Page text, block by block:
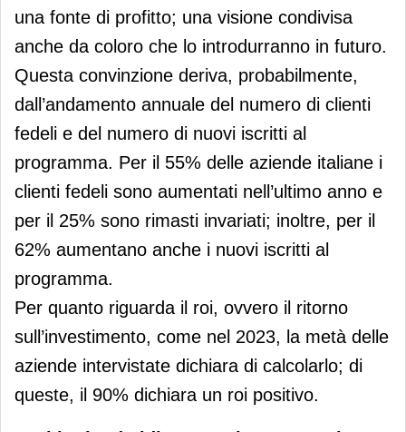
una fonte di profitto; una visione condivisa
anche da coloro che lo introdurranno in futuro.
Questa convinzione deriva, probabilmente,
dall’andamento annuale del numero di clienti
fedeli e del numero di nuovi iscritti al
programma. Per il 55% delle aziende italiane i
clienti fedeli sono aumentati nell’ultimo anno e
per il 25% sono rimasti invariati; inoltre, per il
62% aumentano anche i nuovi iscritti al
programma.
Per quanto riguarda il roi, ovvero il ritorno
sull’investimento, come nel 2023, la metà delle
aziende intervistate dichiara di calcolarlo; di
queste, il 90% dichiara un roi positivo.